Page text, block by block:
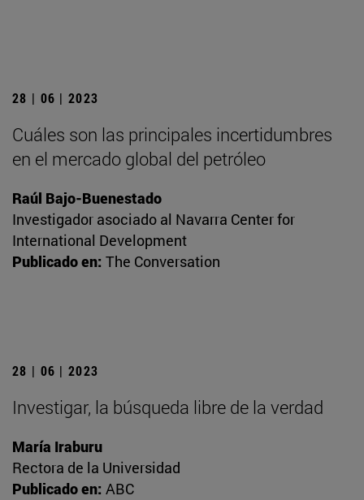
28 | 06 | 2023
Cuáles son las principales incertidumbres
en el mercado global del petróleo
Raúl Bajo-Buenestado
Investigador asociado al Navarra Center for
International Development
Publicado en: The Conversation
28 | 06 | 2023
Investigar, la búsqueda libre de la verdad
María Iraburu
Rectora de la Universidad
Publicado en: ABC